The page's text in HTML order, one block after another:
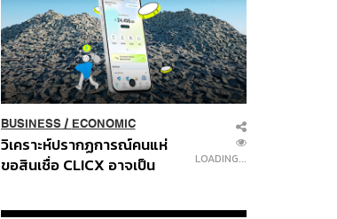
BUSINESS/ ECONOMIC
วิเคราะห์ปรากฏการณ์คนแห่
ขอสินเชื่อ CLICX อาจเป็น
ปัญหาหนี้ครัวเรือนไทยที่ถูกซุก
LOADING...